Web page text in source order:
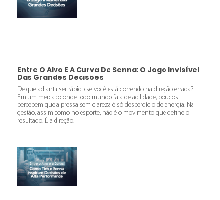
Entre O Alvo E A Curva De Senna: O Jogo Invisível
Das Grandes Decisões
De que adianta ser rápido se você está correndo na direção errada?
Em um mercado onde todo mundo fala de agilidade, poucos
percebem que a pressa sem clareza é só desperdício de energia. Na
gestão, assim como no esporte, não é o movimento que define o
resultado. É a direção.